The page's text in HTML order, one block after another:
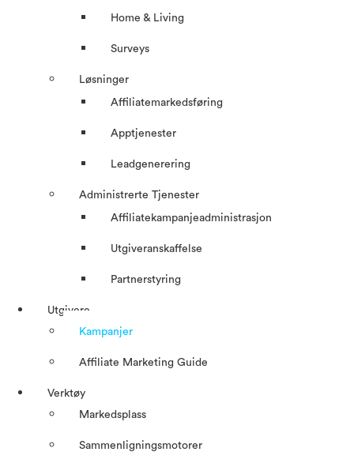
Home & Living
Surveys
Løsninger
Affiliatemarkedsføring
Apptjenester
Leadgenerering
Administrerte Tjenester
Affiliatekampanjeadministrasjon
Utgiveranskaffelse
Partnerstyring
Utgivere
Kampanjer
Affiliate Marketing Guide
Verktøy
Markedsplass
Sammenligningsmotorer